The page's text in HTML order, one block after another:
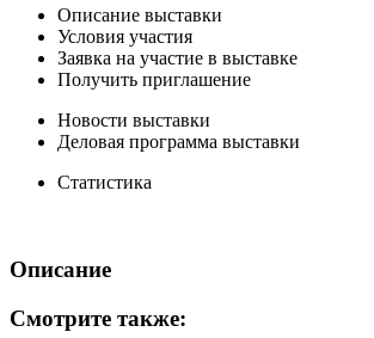
Описание выставки
Условия участия
Заявка на участие в выставке
Получить приглашение
Новости выставки
Деловая программа выставки
Статистика
Описание
Смотрите также: